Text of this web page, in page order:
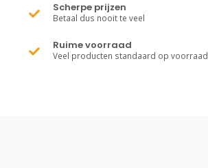
Scherpe prijzen
Betaal dus nooit te veel
Ruime voorraad
Veel producten standaard op voorraad